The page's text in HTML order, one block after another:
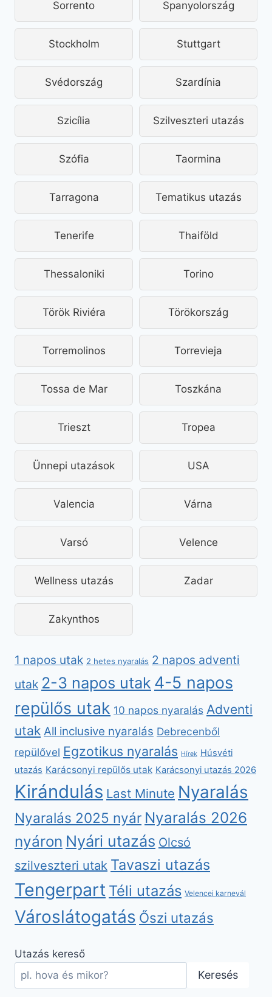
Sorrento Spanyolország
Stockholm Stuttgart
Svédország Szardínia
Szicília Szilveszteri utazás
Szófia Taormina
Tarragona Tematikus utazás
Tenerife Thaiföld
Thessaloniki Torino
Török Riviéra Törökország
Torremolinos Torrevieja
Tossa de Mar Toszkána
Trieszt Tropea
Ünnepi utazások USA
Valencia Várna
Varsó Velence
Wellness utazás Zadar
Zakynthos
1 napos utak 2 hetes nyaralás 2 napos adventi
utak 2-3 napos utak4-5 napos
repülős utak 10 napos nyaralás Adventi
utak All inclusive nyaralás Debrecenből
repülővel Egzotikus nyaralás Hírek Húsvéti
utazás Karácsonyi repülős utak Karácsonyi utazás 2026
Kirándulás Last Minute Nyaralás
Nyaralás 2025 nyár Nyaralás 2026
nyáron Nyári utazás Olcsó
szilveszteri utak Tavaszi utazás
Tengerpart Téli utazás Velencei karnevál
Városlátogatás Őszi utazás
Utazás kereső
Keresés